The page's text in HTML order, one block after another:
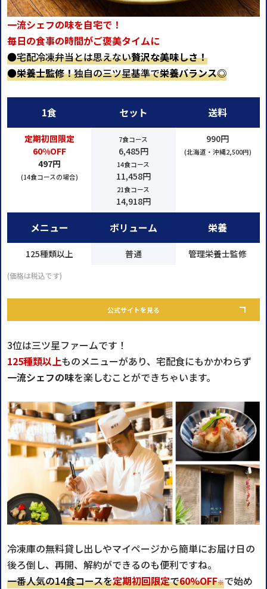
一流シェフの味を自宅で！
毎日の食事の時間がご褒美タイムに
●宅配冷凍弁当とは思えない贅沢な美味しさ！
●栄養士監修！独自の三ツ星基準で栄養バランス◎
1食
定期初回限定
60%OFF
497円
(14食コースの場合)
セット
7食コース
6,485円
14食コース
11,458円
21食コース
14,918円
送料
990円
(北海道・沖縄2,500円)
メニュー
125種類以上
ボリューム
普通
栄養
管理栄養士監修
(価格は税込です)
公式サイトを見る
3位は三ツ星ファームです！
125種類以上ものメニューがあり、宅配食にもかかわらず
一流シェフの味を楽しむことができちゃいます。
冷凍庫の無料貸し出しやマイページから簡単にお届け日の
後ろ倒し、再開、解約ができるのも便利ですね。
一番人気の14食コースを定期初回限定で60%OFF※で始め